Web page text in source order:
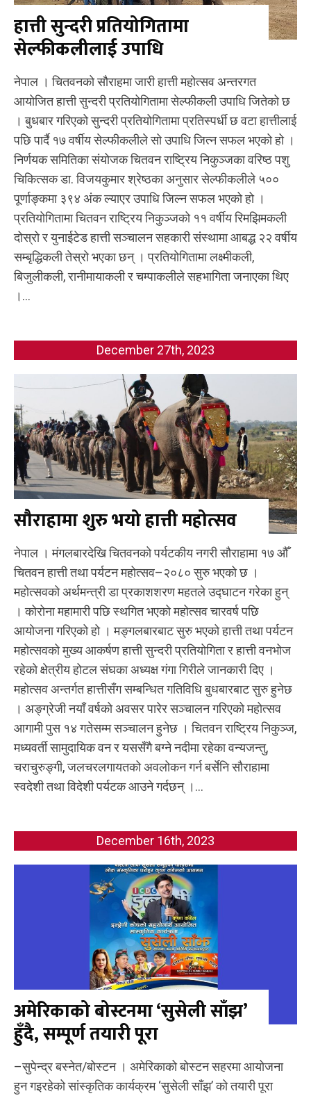
हात्ती सुन्दरी प्रतियोगितामा
सेल्फीकलीलाई उपाधि
नेपाल । चितवनको सौराहमा जारी हात्ती महोत्सव अन्तरगत
आयोजित हात्ती सुन्दरी प्रतियोगितामा सेल्फीकली उपाधि जितेको छ
। बुधबार गरिएको सुन्दरी प्रतियोगितामा प्रतिस्पर्धी छ वटा हात्तीलाई
पछि पार्दै १७ वर्षीय सेल्फीकलीले सो उपाधि जित्न सफल भएको हो ।
निर्णयक समितिका संयोजक चितवन राष्ट्रिय निकुञ्जका वरिष्ठ पशु
चिकित्सक डा. विजयकुमार श्रेष्ठका अनुसार सेल्फीकलीले ५००
पूर्णाङ्कमा ३९४ अंक ल्याएर उपाधि जिल्न सफल भएको हो ।
प्रतियोगितामा चितवन राष्ट्रिय निकुञ्जको ११ वर्षीय रिमझिमकली
दोस्रो र युनाईटेड हात्ती सञ्चालन सहकारी संस्थामा आबद्ध २२ वर्षीय
सम्बृद्धिकली तेस्रो भएका छन् । प्रतियोगितामा लक्ष्मीकली,
बिजुलीकली, रानीमायाकली र चम्पाकलीले सहभागिता जनाएका थिए
।...
December 27th, 2023
सौराहामा शुरु भयो हात्ती महोत्सव
नेपाल । मंगलबारदेखि चितवनको पर्यटकीय नगरी सौराहामा १७ औँ
चितवन हात्ती तथा पर्यटन महोत्सव–२०८० सुरु भएको छ ।
महोत्सवको अर्थमन्त्री डा प्रकाशशरण महतले उद्घाटन गरेका हुन्
। कोरोना महामारी पछि स्थगित भएको महोत्सव चारवर्ष पछि
आयोजना गरिएको हो । मङ्गलबारबाट सुरु भएको हात्ती तथा पर्यटन
महोत्सवको मुख्य आकर्षण हात्ती सुन्दरी प्रतियोगिता र हात्ती वनभोज
रहेको क्षेत्रीय होटल संघका अध्यक्ष गंगा गिरीले जानकारी दिए ।
महोत्सव अन्तर्गत हात्तीसँग सम्बन्धित गतिविधि बुधबारबाट सुरु हुनेछ
। अङ्ग्रेजी नयाँ वर्षको अवसर पारेर सञ्चालन गरिएको महोत्सव
आगामी पुस १४ गतेसम्म सञ्चालन हुनेछ । चितवन राष्ट्रिय निकुञ्ज,
मध्यवर्ती सामुदायिक वन र यससँगै बग्ने नदीमा रहेका वन्यजन्तु,
चराचुरुङ्गी, जलचरलगायतको अवलोकन गर्न बर्सेनि सौराहामा
स्वदेशी तथा विदेशी पर्यटक आउने गर्दछन् ।...
December 16th, 2023
अमेरिकाको बोस्टनमा ‘सुसेली साँझ’
हुँदै, सम्पूर्ण तयारी पूरा
–सुपेन्द्र बस्नेत/बोस्टन । अमेरिकाको बोस्टन सहरमा आयोजना
हुन गइरहेको सांस्कृतिक कार्यक्रम ‘सुसेली साँझ’ को तयारी पूरा